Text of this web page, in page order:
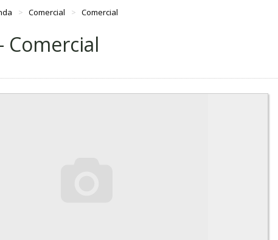
Comercial Comercial
Comercial